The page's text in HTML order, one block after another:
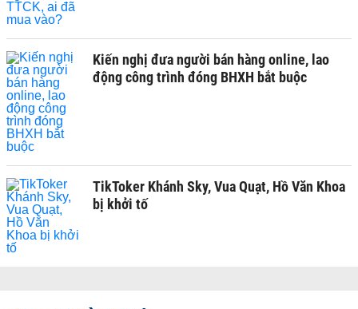
Kiến nghị đưa người bán hàng online, lao
động công trình đóng BHXH bắt buộc
TikToker Khánh Sky, Vua Quạt, Hồ Văn Khoa
bị khởi tố